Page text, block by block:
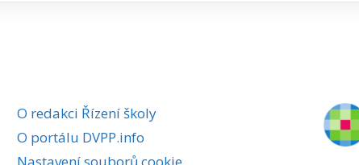
O redakci Řízení školy
O portálu DVPP.info
Nastavení souborů cookie